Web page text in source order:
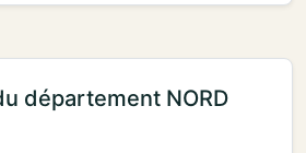
département NORD